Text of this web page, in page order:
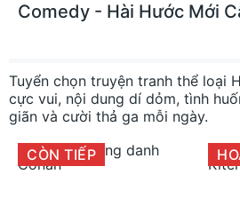
Comedy - Hài Hước Mới
Tuyển chọn truyện tranh thể loại
cực vui, nội dung dí dỏm, tình
giãn và cười thả ga mỗi ngày.
CÒN TIẾP